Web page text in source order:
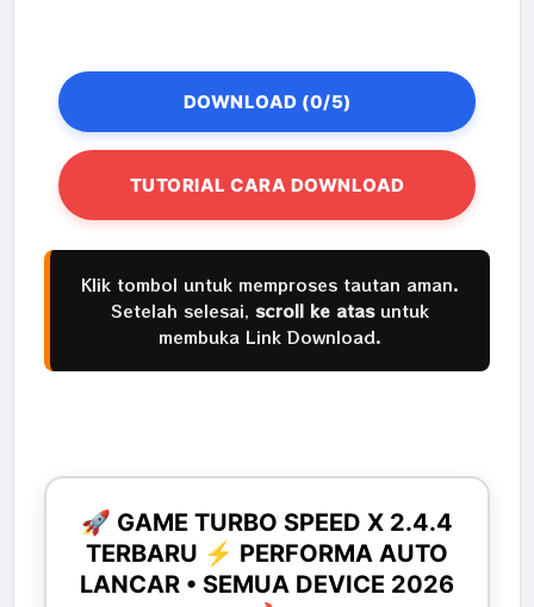
DOWNLOAD (0/5)
TUTORIAL CARA DOWNLOAD
Klik tombol untuk memproses tautan aman.
Setelah selesai, scroll ke atasuntuk
membuka Link Download.
🚀 GAME TURBO SPEED X 2.4.4
TERBARU ⚡ PERFORMA AUTO
LANCAR • SEMUA DEVICE 2026